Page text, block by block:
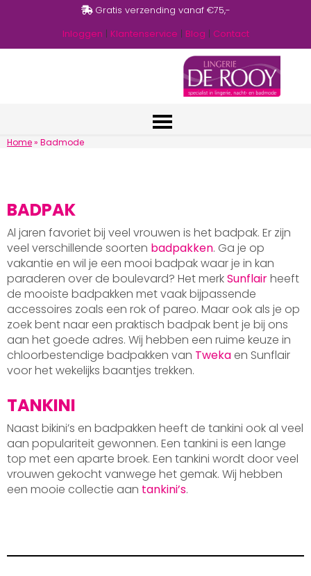
Gratis verzending vanaf €75,-
Inloggen | Klantenservice | Blog | Contact
Home» Badmode
BADPAK
Al jaren favoriet bij veel vrouwen is het badpak. Er zijn
veel verschillende soorten badpakken. Ga je op
vakantie en wil je een mooi badpak waar je in kan
paraderen over de boulevard? Het merkSunflairheeft
de mooiste badpakken met vaak bijpassende
accessoires zoals een rok of pareo. Maar ook als je op
zoek bent naar een praktisch badpak bent je bij ons
aan het goede adres. Wij hebben een ruime keuze in
chloorbestendige badpakken van Tweka en Sunflair
voor het wekelijks baantjes trekken.
TANKINI
Naast bikini’s en badpakken heeft de tankini ook al veel
aan populariteit gewonnen. Een tankini is een lange
top met een aparte broek. Een tankini wordt door veel
vrouwen gekocht vanwege het gemak. Wij hebben
een mooie collectie aan tankini’s.